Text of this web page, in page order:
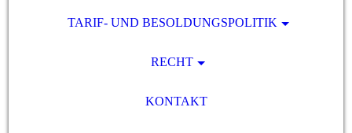
TARIF- UND BESOLDUNGSPOLITIK
RECHT
KONTAKT